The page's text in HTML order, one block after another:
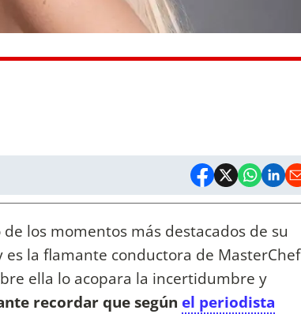
los momentos más destacados de su
la flamante conductora de MasterChef
ella lo acopara la incertidumbre y
recordar que según el periodista